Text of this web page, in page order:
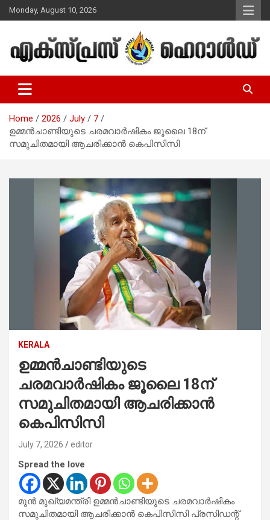
Skip
to
Monday, August 10, 2026
Express Herald – Malayalam
Christian News
Home 2026 July
7
ഉമ്മന്‍ചാണ്ടിയുടെ ചരമവാര്‍ഷികം ജൂലൈ 18ന്
സമുചിതമായി ആചരിക്കാന്‍ കെപിസിസി
KERALA
ഉമ്മന്‍ചാണ്ടിയുടെ
ചരമവാര്‍ഷികം ജൂലൈ 18ന്
സമുചിതമായി ആചരിക്കാന്‍
കെപിസിസി
July 7, 2026 editor
Spread the love
മുന്‍ മുഖ്യമന്ത്രി ഉമ്മന്‍ചാണ്ടിയുടെ ചരമവാര്‍ഷികം
സമുചിതമായി ആചരിക്കാന്‍ കെപിസിസി പ്രസിഡന്റ്